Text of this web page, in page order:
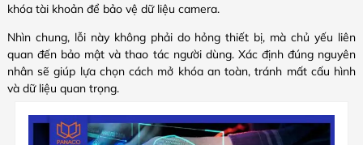
khóa tài khoản để bảo vệ dữ liệu camera.
Nhìn chung, lỗi này không phải do hỏng thiết bị, mà chủ yếu liên
quan đến bảo mật và thao tác người dùng. Xác định đúng nguyên
nhân sẽ giúp lựa chọn cách mở khóa an toàn, tránh mất cấu hình
và dữ liệu quan trọng.